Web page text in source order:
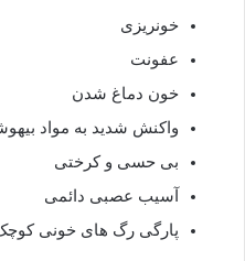
خونریزی
عفونت
خون دماغ شدن
واکنش شدید به مواد
بی حسی و کرختی
آسیب عصبی دائمی
پارگی رگ های خونی